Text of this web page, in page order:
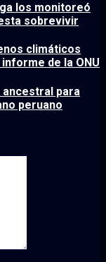
los monitoreó
sobrevivir
climáticos
de la ONU
ancestral para
peruano